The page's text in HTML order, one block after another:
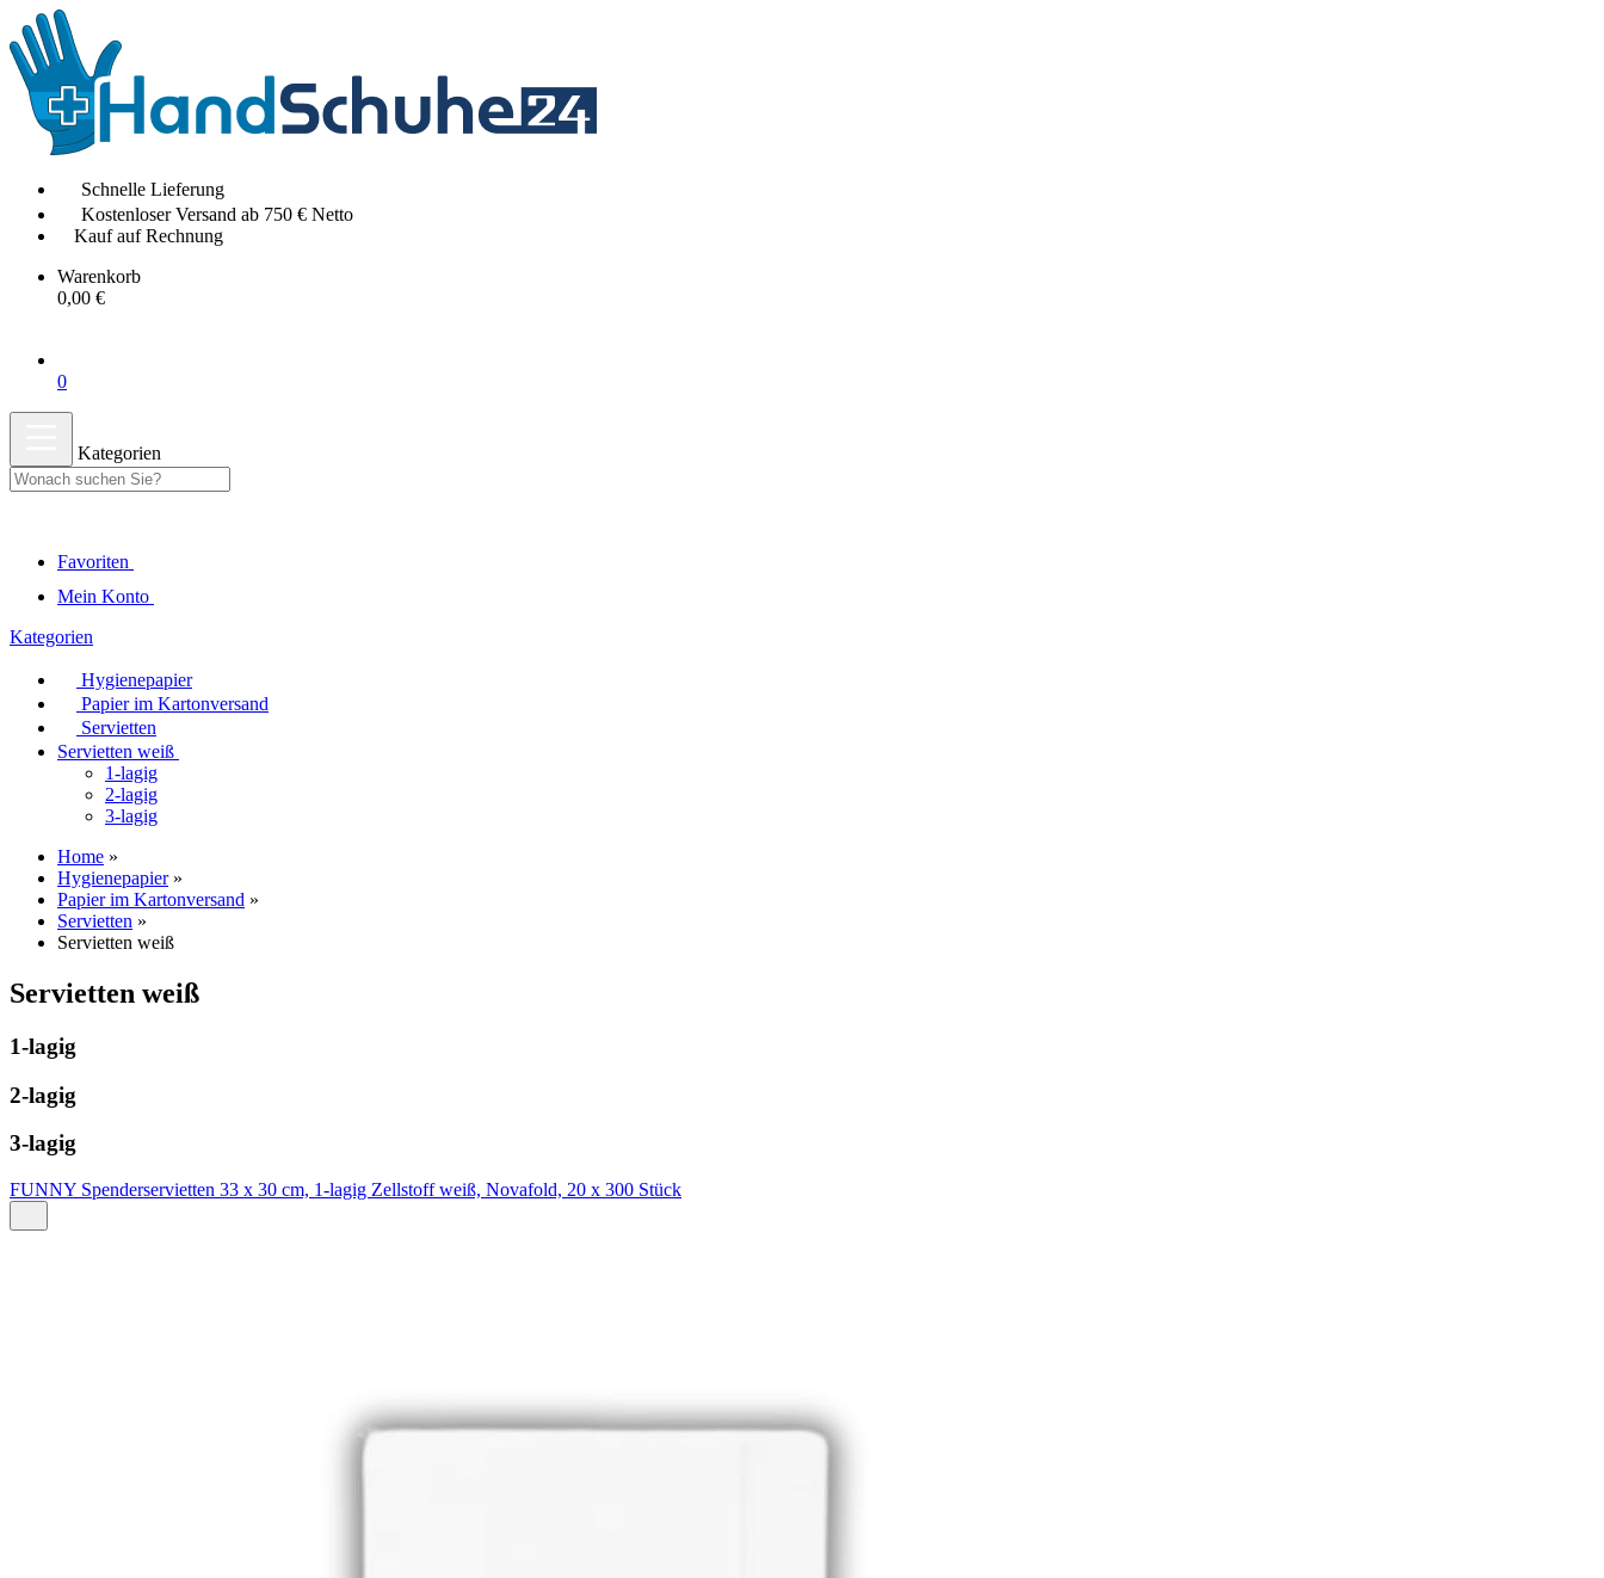
Schnelle Lieferung
Kostenloser Versand ab 750 € Netto
Kauf auf Rechnung
Warenkorb
0,00 €
0
Kategorien
Favoriten
Mein Konto
Kategorien
Hygienepapier
Papier im Kartonversand
Servietten
Servietten weiß
1-lagig
2-lagig
3-lagig
Home »
Hygienepapier »
Papier im Kartonversand »
Servietten »
Servietten weiß
Servietten weiß
1-lagig
2-lagig
3-lagig
FUNNY Spenderservietten 33 x 30 cm, 1-lagig Zellstoff weiß, Novafold, 20 x 300 Stück